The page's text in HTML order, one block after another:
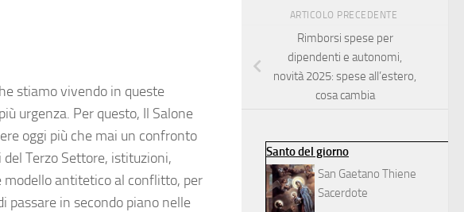
stiamo vivendo in queste
urgenza. Per questo, Il Salone
oggi più che mai un confronto
Terzo Settore, istituzioni,
modello antitetico al conflitto, per
passare in secondo piano nelle
ARTICOLO PRECEDENTE
Rimborsi spese per
dipendenti e autonomi,
novità 2025: spese all’estero,
cosa cambia
Santo del giorno
San Gaetano Thiene
Sacerdote